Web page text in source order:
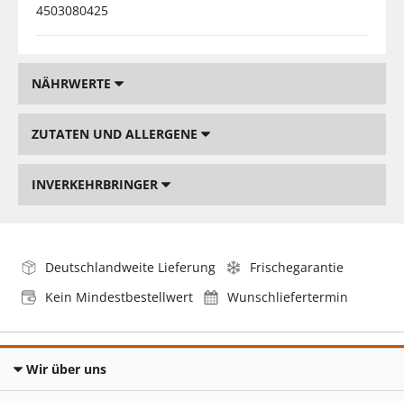
4503080425
NÄHRWERTE
ZUTATEN UND ALLERGENE
INVERKEHRBRINGER
Deutschlandweite Lieferung
Frischegarantie
Kein Mindestbestellwert
Wunschliefertermin
Wir über uns